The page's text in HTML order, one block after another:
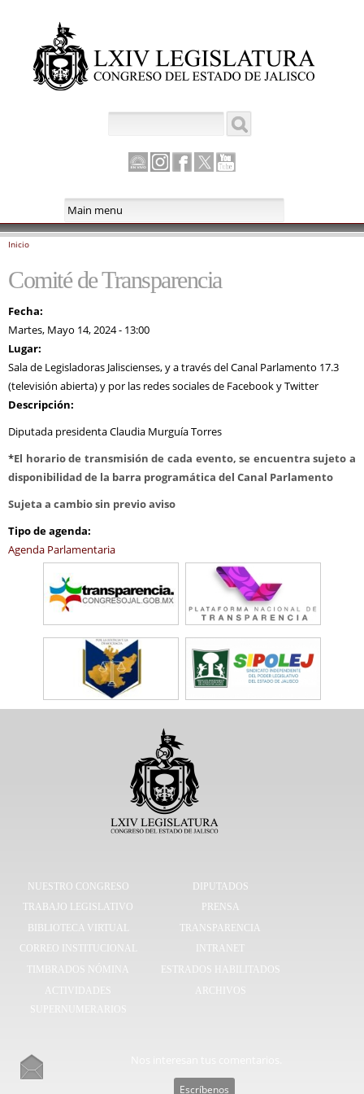
principal
Canal
Instagram
Facebook
Twitter
Inicio
Comité de Transparencia
Fecha:
Martes, Mayo 14, 2024 - 13:00
Lugar:
Sala de Legisladoras Jaliscienses, y a través del Canal Parlamento 17.3
(televisión abierta) y por las redes sociales de Facebook y Twitter
Descripción:
Diputada presidenta Claudia Murguía Torres
*El horario de transmisión de cada evento, se encuentra sujeto a
disponibilidad de la barra programática del Canal Parlamento
Sujeta a cambio sin previo aviso
Tipo de agenda:
Agenda Parlamentaria
NUESTRO CONGRESO
DIPUTADOS
TRABAJO LEGISLATIVO
PRENSA
BIBLIOTECA VIRTUAL
TRANSPARENCIA
CORREO INSTITUCIONAL
INTRANET
TIMBRADOS NÓMINA
ESTRADOS HABILITADOS
ACTIVIDADES
SUPERNUMERARIOS
ARCHIVOS
Escríbenos